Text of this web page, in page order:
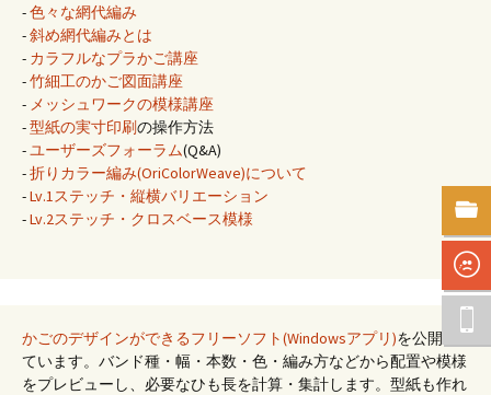
-色々な網代編み
-斜め網代編みとは
- カラフルなプラかご講座
-竹細工のかご図面講座
- メッシュワークの模様講座
-型紙の実寸印刷の操作方法
-ユーザーズフォーラム(Q&A)
-折りカラー編み(OriColorWeave)について
-Lv.1ステッチ・縦横バリエーション
-Lv.2ステッチ・クロスベース模様
かごのデザインができるフリーソフト(Windowsアプリ)を公開し
ています。バンド種・幅・本数・色・編み方などから配置や模様
をプレビューし、必要なひも長を計算・集計します。型紙も作れ